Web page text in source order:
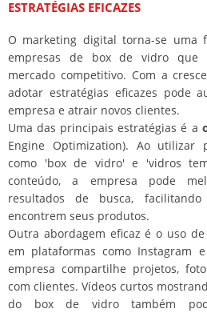
ESTRATÉGIAS EFICAZES
O marketing digital torna-se uma
empresas de box de vidro que
mercado competitivo. Com a
adotar estratégias eficazes pode
empresa e atrair novos clientes.
Uma das principais estratégias é a
Engine Optimization). Ao utilizar
como 'box de vidro' e 'vidros
conteúdo, a empresa pode
resultados de busca,
encontrem seus produtos.
Outra abordagem eficaz é o uso de
em plataformas como Instagram
empresa compartilhe projetos,
com clientes. Vídeos curtos
do box de vidro também